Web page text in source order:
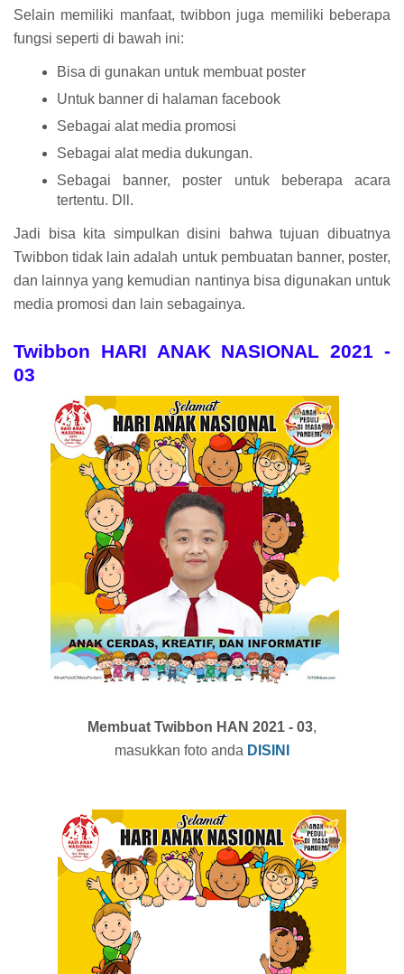
Selain memiliki manfaat, twibbon juga memiliki beberapa
fungsi seperti di bawah ini:
Bisa di gunakan untuk membuat poster
Untuk banner di halaman facebook
Sebagai alat media promosi
Sebagai alat media dukungan.
Sebagai banner, poster untuk beberapa acara
tertentu. Dll.
Jadi bisa kita simpulkan disini bahwa tujuan dibuatnya
Twibbon tidak lain adalah untuk pembuatan banner, poster,
dan lainnya yang kemudian nantinya bisa digunakan untuk
media promosi dan lain sebagainya.
Twibbon HARI ANAK NASIONAL 2021 -
03
Membuat Twibbon HAN 2021 - 03,
masukkan foto anda DISINI